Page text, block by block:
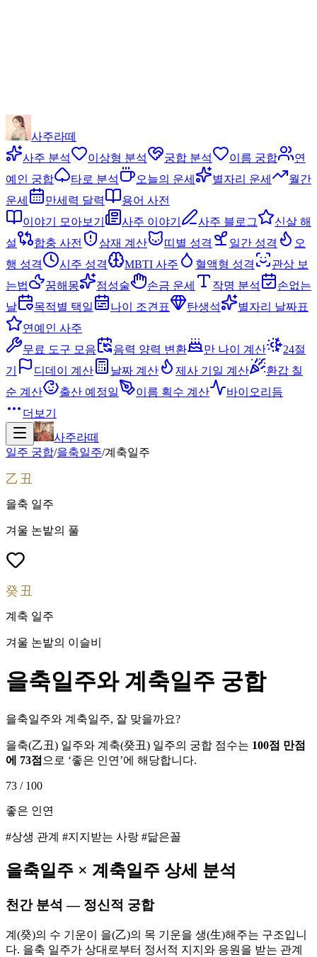
사주라떼
사주 분석
이상형 분석 궁합 분석 이름 궁합
연
예인 궁합
타로 분석 오늘의 운세 별자리 운세
월간
운세
만세력 달력
용어 사전
이야기 모아보기
사주 이야기 사주 블로그
신살 해
설
합충 사전 삼재 계산 띠별 성격 일간 성격
오
행 성격
시주 성격 MBTI 사주 혈액형 성격
관상 보
는법
꿈해몽 점성술 손금 운세 작명 분석
손없는
날
목적별 택일 나이 조견표 탄생석
별자리 날짜표
연예인 사주
무료 도구 모음
음력 양력 변환 만 나이 계산
24절
기
디데이 계산 날짜 계산 제사 기일 계산
환갑 칠
순 계산
출산 예정일 이름 획수 계산
바이오리듬
더보기
사주라떼
일주 궁합/을축일주/계축일주
乙丑
을축 일주
겨울 논밭의 풀
癸丑
계축 일주
겨울 논밭의 이슬비
을축일주와 계축일주 궁합
을축일주와 계축일주, 잘 맞을까요?
을축(乙丑) 일주와 계축(癸丑) 일주의 궁합 점수는 100점 만점
에 73점 으로 ‘좋은 인연 ’에 해당합니다.
73 / 100
좋은 인연
#상생 관계 #지지받는 사랑 #닮은꼴
을축일주 × 계축일주 상세 분석
천간 분석 — 정신적 궁합
계(癸)의 수 기운이 을(乙)의 목 기운을 생(生)해주는 구조입니
다. 을축 일주가 상대로부터 정서적 지지와 응원을 받는 관계